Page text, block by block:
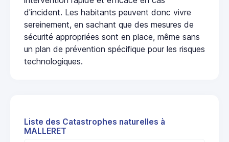
d'incident. Les habitants peuvent donc vivre
sereinement, en sachant que des mesures de
sécurité appropriées sont en place, même sans
un plan de prévention spécifique pour les risques
technologiques.
Liste des Catastrophes naturelles à
MALLERET